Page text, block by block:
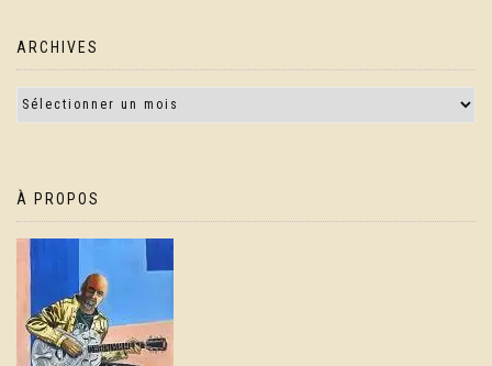
ARCHIVES
À PROPOS